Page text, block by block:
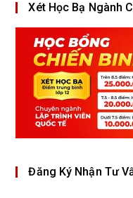
Xét Học Bạ Ngành
Đăng Ký Nhận Tư